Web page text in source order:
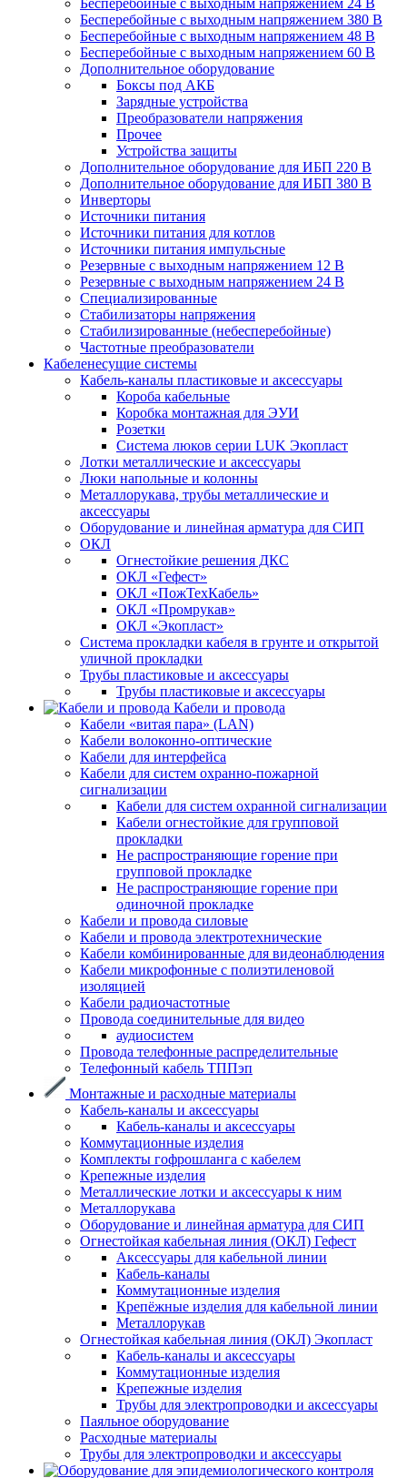
Бесперебойные с выходным напряжением 24 В
Бесперебойные с выходным напряжением 380 В
Бесперебойные с выходным напряжением 48 В
Бесперебойные с выходным напряжением 60 В
Дополнительное оборудование
Боксы под АКБ
Зарядные устройства
Преобразователи напряжения
Прочее
Устройства защиты
Дополнительное оборудование для ИБП 220 В
Дополнительное оборудование для ИБП 380 В
Инверторы
Источники питания
Источники питания для котлов
Источники питания импульсные
Резервные с выходным напряжением 12 В
Резервные с выходным напряжением 24 В
Специализированные
Стабилизаторы напряжения
Стабилизированные (небесперебойные)
Частотные преобразователи
Кабеленесущие системы
Кабель-каналы пластиковые и аксессуары
Короба кабельные
Коробка монтажная для ЭУИ
Розетки
Система люков серии LUK Экопласт
Лотки металлические и аксессуары
Люки напольные и колонны
Металлорукава, трубы металлические и
аксессуары
Оборудование и линейная арматура для СИП
ОКЛ
Огнестойкие решения ДКС
ОКЛ «Гефест»
ОКЛ «ПожТехКабель»
ОКЛ «Промрукав»
ОКЛ «Экопласт»
Система прокладки кабеля в грунте и открытой
уличной прокладки
Трубы пластиковые и аксессуары
Трубы пластиковые и аксессуары
Кабели и провода
Кабели «витая пара» (LAN)
Кабели волоконно-оптические
Кабели для интерфейса
Кабели для систем охранно-пожарной
сигнализации
Кабели для систем охранной сигнализации
Кабели огнестойкие для групповой
прокладки
Не распространяющие горение при
групповой прокладке
Не распространяющие горение при
одиночной прокладке
Кабели и провода силовые
Кабели и провода электротехнические
Кабели комбинированные для видеонаблюдения
Кабели микрофонные с полиэтиленовой
изоляцией
Кабели радиочастотные
Провода соединительные для видео
аудиосистем
Провода телефонные распределительные
Телефонный кабель ТППэп
Монтажные и расходные материалы
Кабель-каналы и аксессуары
Кабель-каналы и аксессуары
Коммутационные изделия
Комплекты гофрошланга с кабелем
Крепежные изделия
Металлические лотки и аксессуары к ним
Металлорукава
Оборудование и линейная арматура для СИП
Огнестойкая кабельная линия (ОКЛ) Гефест
Аксессуары для кабельной линии
Кабель-каналы
Коммутационные изделия
Крепёжные изделия для кабельной линии
Металлорукав
Огнестойкая кабельная линия (ОКЛ) Экопласт
Кабель-каналы и аксессуары
Коммутационные изделия
Крепежные изделия
Трубы для электропроводки и аксессуары
Паяльное оборудование
Расходные материалы
Трубы для электропроводки и аксессуары